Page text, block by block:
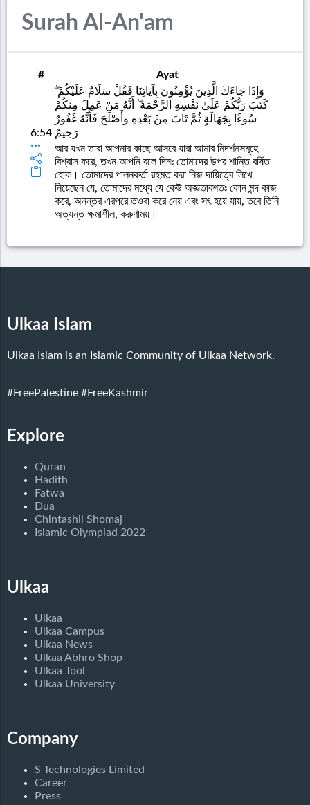
Surah Al-An'am
# Ayat
6:54
وَإِذَا جَاءَكَ الَّذِينَ يُؤْمِنُونَ بِآيَاتِنَا فَقُلْ سَلَامٌ عَلَيْكُمْ ۖ
كَتَبَ رَبُّكُمْ عَلَىٰ نَفْسِهِ الرَّحْمَةَ ۖ أَنَّهُ مَنْ عَمِلَ مِنْكُمْ
سُوءًا بِجَهَالَةٍ ثُمَّ تَابَ مِنْ بَعْدِهِ وَأَصْلَحَ فَأَنَّهُ غَفُورٌ
رَحِيمٌ
আর যখন তারা আপনার কাছে আসবে যারা আমার নিদর্শনসমূহে
বিশ্বাস করে, তখন আপনি বলে দিনঃ তোমাদের উপর শান্তি বর্ষিত
হোক। তোমাদের পালনকর্তা রহমত করা নিজ দায়িত্বে লিখে
নিয়েছেন যে, তোমাদের মধ্যে যে কেউ অজ্ঞতাবশতঃ কোন মন্দ কাজ
করে, অনন্তর এরপরে তওবা করে নেয় এবং সৎ হয়ে যায়, তবে তিনি
অত্যন্ত ক্ষমাশীল, করুণাময়।
Ulkaa Islam
Ulkaa Islam is an Islamic Community of Ulkaa Network.
#FreePalestine #FreeKashmir
Explore
Quran
Hadith
Fatwa
Dua
Chintashil Shomaj
Islamic Olympiad 2022
Ulkaa
Ulkaa
Ulkaa Campus
Ulkaa News
Ulkaa Abhro Shop
Ulkaa Tool
Ulkaa University
Company
S Technologies Limited
Career
Press